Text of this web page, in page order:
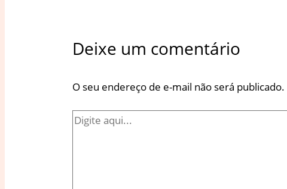
Deixe um comentário
O seu endereço de e-mail não será publicado.
Digite